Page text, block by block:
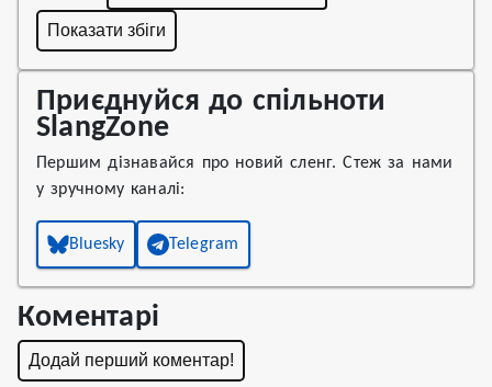
Показати збіги
Приєднуйся до спільноти
SlangZone
Першим дізнавайся про новий сленг. Стеж за нами
у зручному каналі:
Bluesky Telegram
Коментарі
Додай перший коментар!